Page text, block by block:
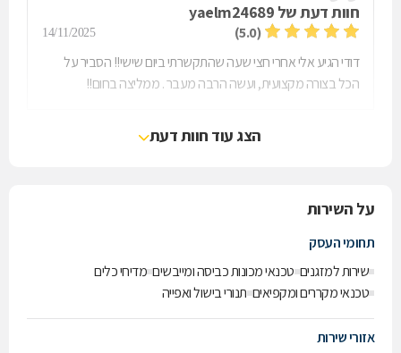
חוות דעת של yaelm24689
(5.0)
14/11/2025
דודי הגיע אלי אחרי חצי שעה שהתקשרתי ביום שישי!! הסביר על
הכל בצורה מקצועית, ועשה הרבה מעבר . ממליצה בחום!!
הצג עוד חוות דעת
על השירות
תחומי העסק
שירות למזגנים טכנאי מכונות כביסה ומייבשים מדיחי כלים
טכנאי מקררים ומקפיאים תנורי בישול ואפייה
אזורי שירות